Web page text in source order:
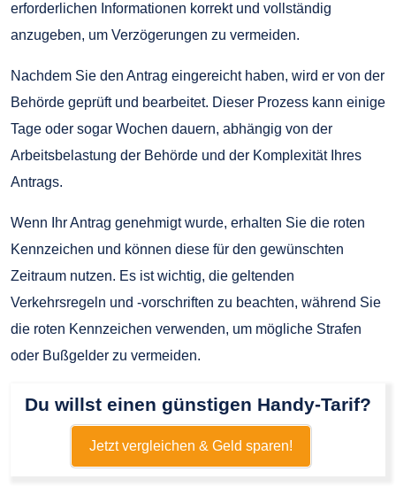
erforderlichen Informationen korrekt und vollständig
anzugeben, um Verzögerungen zu vermeiden.
Nachdem Sie den Antrag eingereicht haben, wird er von der
Behörde geprüft und bearbeitet. Dieser Prozess kann einige
Tage oder sogar Wochen dauern, abhängig von der
Arbeitsbelastung der Behörde und der Komplexität Ihres
Antrags.
Wenn Ihr Antrag genehmigt wurde, erhalten Sie die roten
Kennzeichen und können diese für den gewünschten
Zeitraum nutzen. Es ist wichtig, die geltenden
Verkehrsregeln und -vorschriften zu beachten, während Sie
die roten Kennzeichen verwenden, um mögliche Strafen
oder Bußgelder zu vermeiden.
Du willst einen günstigen Handy-Tarif?
Jetzt vergleichen & Geld sparen!